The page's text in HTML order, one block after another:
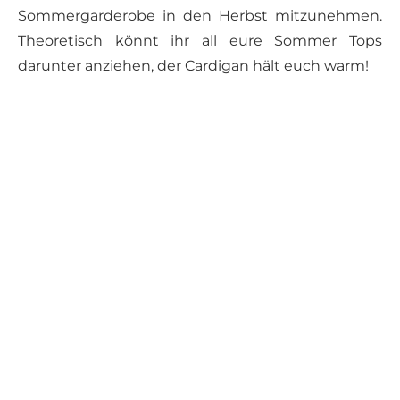
Sommergarderobe in den Herbst mitzunehmen.
Theoretisch könnt ihr all eure Sommer Tops
darunter anziehen, der Cardigan hält euch warm!